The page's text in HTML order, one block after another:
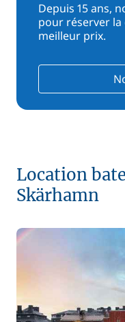
Depuis 15 ans,
pour réserver la
meilleur prix.
Location
Skärhamn